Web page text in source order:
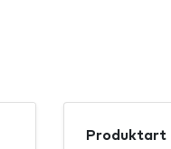
Produktart